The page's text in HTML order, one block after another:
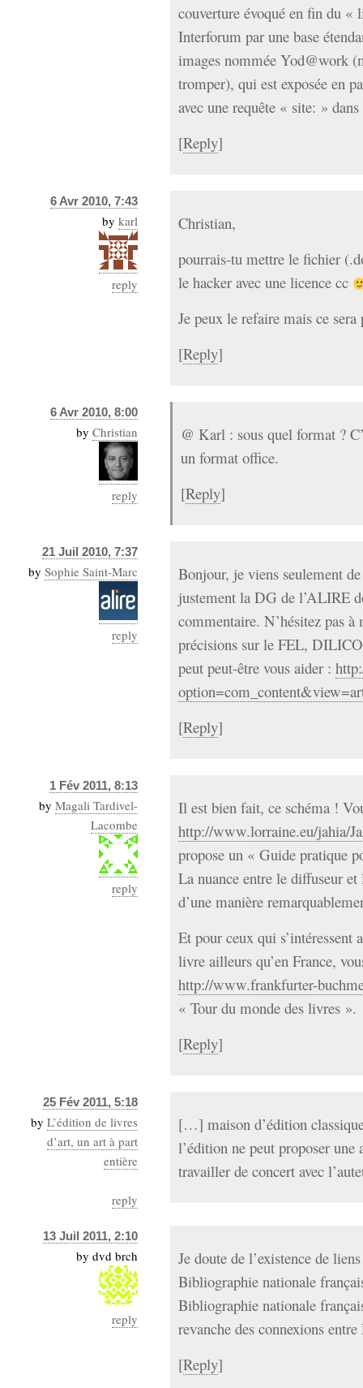
couverture évoqué en fin du «
Interforum par une base
images nommée Yod@work
tromper), qui est exposée en
avec une requête « site: »
[Reply]
6 Avr 2010, 7:43
by karl
reply
Christian,
pourrais-tu mettre le fichier
le hacker avec une licence cc
Je peux le refaire mais ce
[Reply]
6 Avr 2010, 8:00
by Christian
reply
@ Karl : sous quel format ?
un format office.
[Reply]
21 Juil 2010, 7:37
by Sophie Saint-Marc
reply
Bonjour, je viens seulement
justement la DG de l’ALIRE
commentaire. N’hésitez pas à
précisions sur le FEL,
peut peut-être vous aider :
[Reply]
1 Fév 2011, 8:13
by Magali Tardivel-
Lacombe
reply
Il est bien fait, ce schéma !
http://www.lorraine.eu/jahia/
propose un « Guide pratique
La nuance entre le diffuseur
d’une manière
Et pour ceux qui s’intéressent
livre ailleurs qu’en France,
http://www.frankfurter-
« Tour du monde des livres ».
[Reply]
25 Fév 2011, 5:18
by L’édition de livres
d’art, un art à part
entière
reply
[…] maison d’édition
l’édition ne peut proposer une
travailler de concert avec
13 Juil 2011, 2:10
by dvd brch
reply
Je doute de l’existence de
Bibliographie nationale
Bibliographie nationale
revanche des connexions
[Reply]